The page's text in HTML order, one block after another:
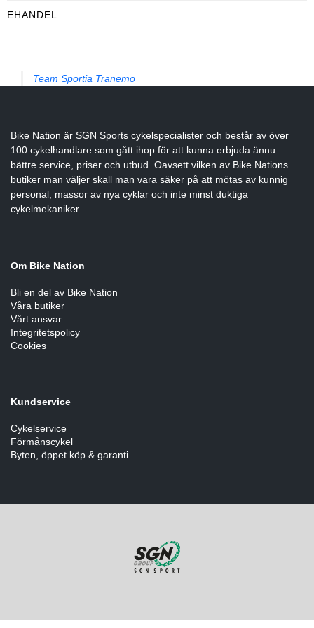
Pedaler & klossar
Ringklockor
Styren & styrtillbehör
Stänkskärmar
Verktyg & reparation
Övriga cykeltillbehör
EHANDEL
Team Sportia Tranemo
Bike Nation är SGN Sports cykelspecialister och består av över
100 cykelhandlare som gått ihop för att kunna erbjuda ännu
bättre service, priser och utbud. Oavsett vilken av Bike Nations
butiker man väljer skall man vara säker på att mötas av kunnig
personal, massor av nya cyklar och inte minst duktiga
cykelmekaniker.
Om Bike Nation
Bli en del av Bike Nation
Våra butiker
Vårt ansvar
Integritetspolicy
Cookies
Kundservice
Cykelservice
Förmånscykel
Byten, öppet köp & garanti